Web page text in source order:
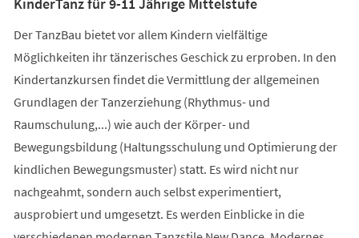
Der TanzBau bietet vor allem Kindern vielfältige
Möglichkeiten ihr tänzerisches Geschick zu erproben. In den
Kindertanzkursen findet die Vermittlung der allgemeinen
Grundlagen der Tanzerziehung (Rhythmus- und
Raumschulung,...) wie auch der Körper- und
Bewegungsbildung (Haltungsschulung und Optimierung der
kindlichen Bewegungsmuster) statt. Es wird nicht nur
nachgeahmt, sondern auch selbst experimentiert,
ausprobiert und umgesetzt. Es werden Einblicke in die